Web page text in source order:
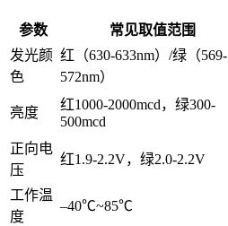
参数 常见取值范围
发光颜
色
红（630-633nm）/绿（569-
572nm）
亮度
红1000-2000mcd，绿300-
500mcd
正向电
压
红1.9-2.2V，绿2.0-2.2V
工作温
度
–40℃~85℃